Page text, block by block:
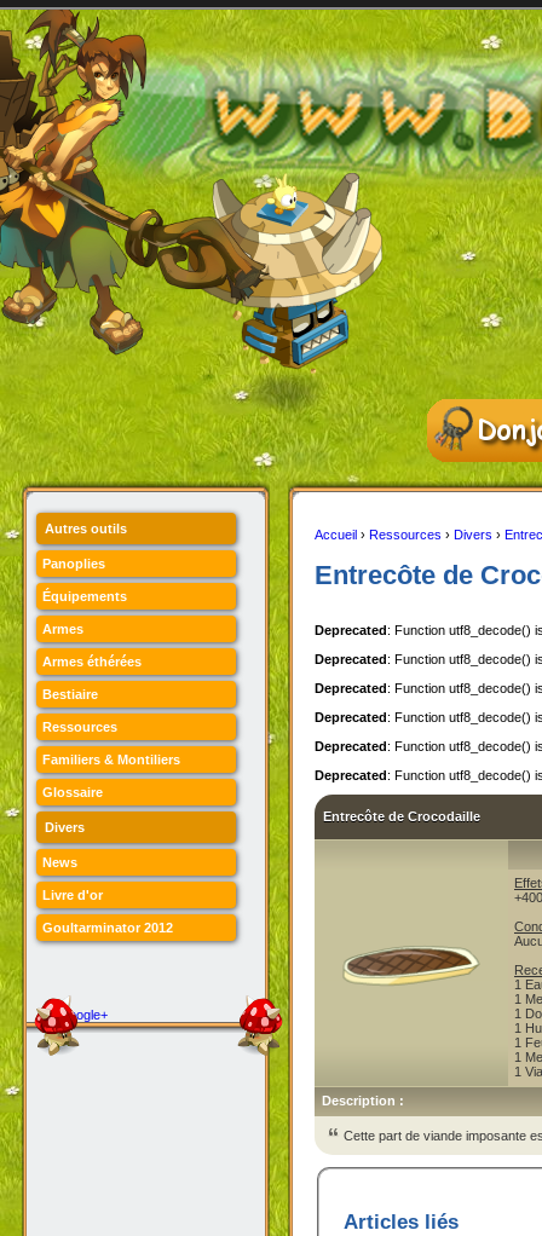
Autres outils
Panoplies
Équipements
Armes
Armes éthérées
Bestiaire
Ressources
Familiers & Montiliers
Glossaire
Divers
News
Livre d'or
Goultarminator 2012
Google+
Accueil › Ressources › Divers ›
Entrecôte de
Deprecated : Function utf8_decode()
Deprecated : Function utf8_decode()
Deprecated : Function utf8_decode()
Deprecated : Function utf8_decode()
Deprecated : Function utf8_decode()
Deprecated : Function utf8_decode()
Entrecôte de Crocodaille
1
1
1
1
1
1
1
Description :
Cette part de viande imposante
Articles liés